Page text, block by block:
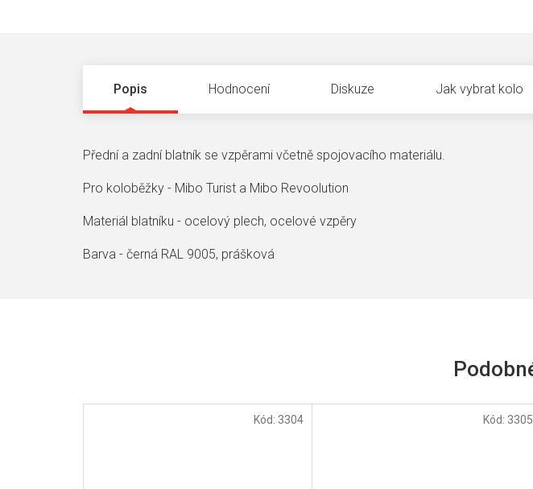
Popis Hodnocení Diskuze Jak vybrat kolo
Přední a zadní blatník se vzpěrami včetně spojovacího materiálu.
Pro koloběžky - Mibo Turist a Mibo Revoolution
Materiál blatníku - ocelový plech, ocelové vzpěry
Barva - černá RAL 9005, prášková
Kód: 3304 Kód: 3305